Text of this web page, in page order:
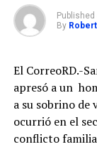
Published
By
El CorreoRD.-
apresó a un
a su sobrino de
ocurrió en el
conflicto